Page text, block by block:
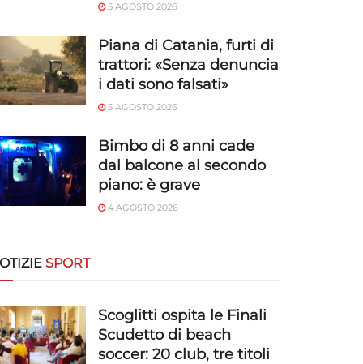
5 AGOSTO 2026
Piana di Catania, furti di
trattori: «Senza denuncia
i dati sono falsati»
5 AGOSTO 2026
Bimbo di 8 anni cade
dal balcone al secondo
piano: è grave
4 AGOSTO 2026
SPORT
Scoglitti ospita le Finali
Scudetto di beach
soccer: 20 club, tre titoli